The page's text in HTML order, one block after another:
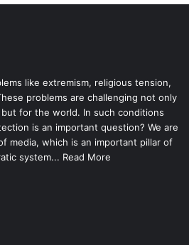
like extremism, religious tension,
problems are challenging not only
for the world. In such conditions
is an important question? We are
media, which is an important pillar of
system... Read More